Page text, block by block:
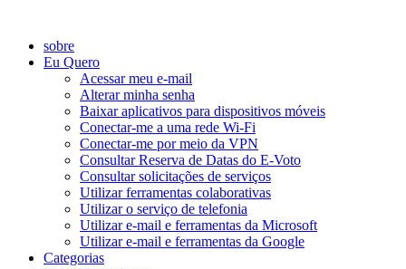
sobre
Eu Quero
Acessar meu e-mail
Alterar minha senha
Baixar aplicativos para dispositivos móveis
Conectar-me a uma rede Wi-Fi
Conectar-me por meio da VPN
Consultar Reserva de Datas do E-Voto
Consultar solicitações de serviços
Utilizar ferramentas colaborativas
Utilizar o serviço de telefonia
Utilizar e-mail e ferramentas da Microsoft
Utilizar e-mail e ferramentas da Google
Categorias